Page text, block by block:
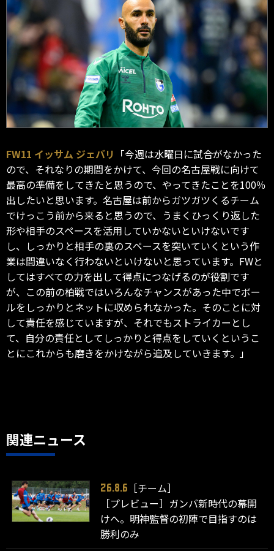
FW11 イッサム ジェバリ 「今週は水曜日に試合がなかった
ので、それなりの期間をかけて、今回の名古屋戦に向けて
最高の準備をしてきたと思うので、やってきたことを100％
出したいと思います。名古屋は前からガツガツくるチーム
でけっこう前から来ると思うので、うまくひっくり返した
形や相手のスペースを活用していかないといけないです
し、しっかりと相手の裏のスペースを突いていくという作
業は間違いなく行わないといけないと思っています。FWと
してはすべての力を出して得点につなげるのが役割です
が、この前の柏戦ではいろんなチャンスがあった中でボー
ルをしっかりとネットに収められなかった。そのことに対
して責任を感じていますが、それでもストライカーとし
て、自分の責任としてしっかりと得点をしていくというこ
とにこれからも磨きをかけながら追及していきます。」
関連ニュース
26.8.6
［チーム］
［プレビュー］ガンバ新時代の幕開
けへ。明神監督の初陣で目指すのは
勝利のみ